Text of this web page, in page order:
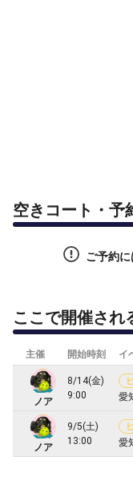
空きコート・予
ご予約に
ここで開催され
主催 開始時刻 イ
ノア
8/14(金)
9:00
愛
ノア
9/5(土)
13:00
愛